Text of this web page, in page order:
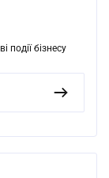
бізнесу